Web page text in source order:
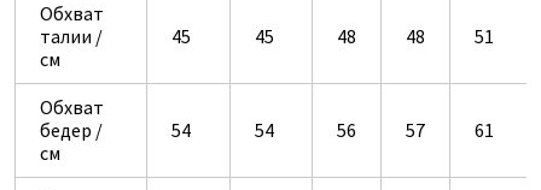
Обхват
талии /
см
45 45 48 48 51
Обхват
бедер /
см
54 54 56 57 61